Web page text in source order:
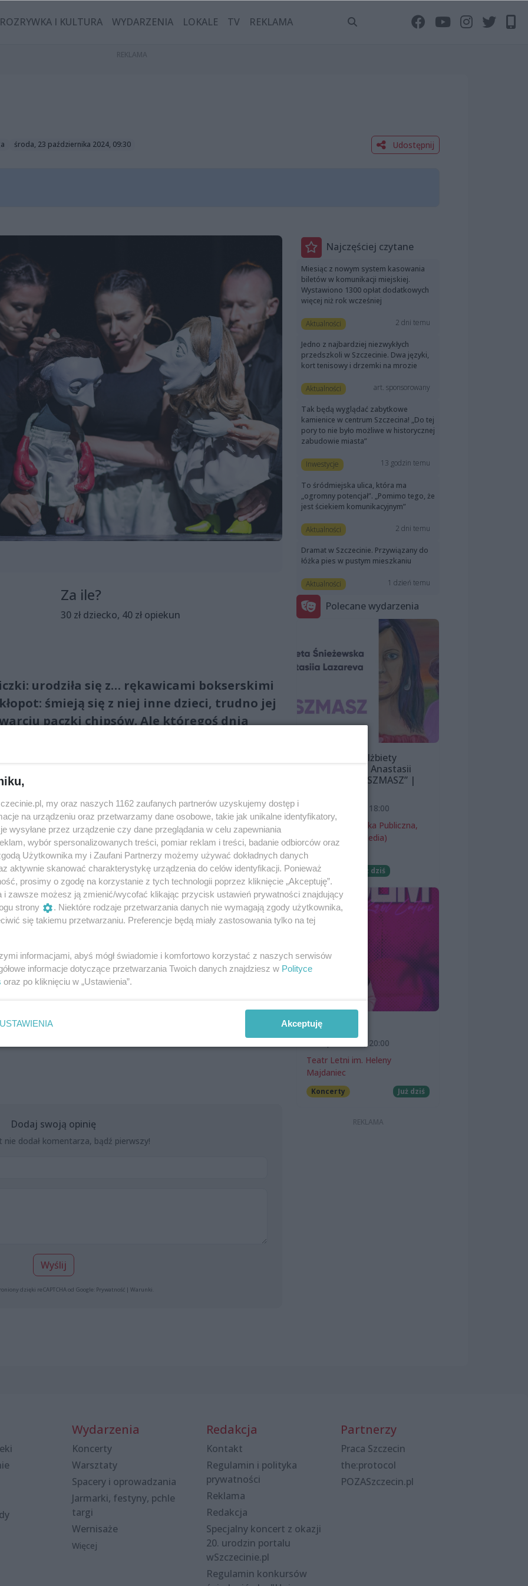
ROZRYWKA I KULTURA WYDARZENIA LOKALE TV REKLAMA
środa, 23 października 2024, 09:30 Udostępnij
Za ile?
30 zł dziecko, 40 zł opiekun
urodziła się z… rękawicami bokserskimi
śmieją się z niej inne dzieci, trudno jej
paczki chipsów. Ale któregoś dnia
nietypowym rękom pojedzie na Olimpiadę.
rozpoczyna treningi. Jej mama jest przeciwna: Helena
w balecie, boks nie jest dla dziewczynek. Ale Helena
rzeczywistością. Pilnie ćwiczy.
staje w obronie prześladowanego przez kolegów
Helena jest załamana – czy to koniec przygody ze
liczyć wyłącznie na siebie i swoją ciężką pracę. Znajduje
zawody. Helena wygrywa – i zdobywa kwalifikację
jedzie do Paryża, by tam zrealizować swój olimpijski sen…
siebie i swojej drogi. O walce z przeciwnościami i
że czasem coś, co wydaje się dziwactwem i ciężarem,
losu.
Dodaj swoją opinię
nie dodał komentarza, bądź pierwszy!
Wyślij
dzięki reCAPTCHA od Google: Prywatność| Warunki
Najczęściej czytane
Miesiąc z nowym system kasowania
biletów w komunikacji miejskiej.
Wystawiono 1300 opłat dodatkowych
więcej niż rok wcześniej
Aktualności 2 dni temu
Jedno z najbardziej niezwykłych
przedszkoli w Szczecinie. Dwa języki,
kort tenisowy i drzemki na mrozie
Aktualności art. sponsorowany
Tak będą wyglądać zabytkowe
kamienice w centrum Szczecina! „Do tej
pory to nie było możliwe w historycznej
zabudowie miasta”
Inwestycje 13 godzin temu
To śródmiejska ulica, która ma
„ogromny potencjał”. „Pomimo tego, że
jest ściekiem komunikacyjnym”
Aktualności 2 dni temu
Dramat w Szczecinie. Przywiązany do
łóżka pies w pustym mieszkaniu
Aktualności 1 dzień temu
Polecane wydarzenia
Wystawa Elżbiety
Śnieżewskiej i Anastasii
Lazarevej „MISZMASZ” |
7 sierpnia 2026, 18:00
Miejska Biblioteka Publiczna,
filia nr 54 (ProMedia)
Darmowe
Już dziś
SKOLIM
7 sierpnia 2026, 20:00
Teatr Letni im. Heleny
Majdaniec
Koncerty Już dziś
Wydarzenia
Koncerty
Warsztaty
Spacery i oprowadzania
Jarmarki, festyny, pchle
targi
Wernisaże
Więcej
Redakcja
Kontakt
Regulamin i polityka
prywatności
Reklama
Redakcja
Specjalny koncert z okazji
20. urodzin portalu
wSzczecinie.pl
Regulamin konkursów
Partnerzy
Praca Szczecin
the:protocol
POZASzczecin.pl
my oraz naszych 1162 zaufanych partnerów uzyskujemy dostęp i
na urządzeniu oraz przetwarzamy dane osobowe, takie jak unikalne identyfikatory,
wysyłane przez urządzenie czy dane przeglądania w celu zapewniania
wybór spersonalizowanych treści, pomiar reklam i treści, badanie odbiorców oraz
Użytkownika my i Zaufani Partnerzy możemy używać dokładnych danych
aktywnie skanować charakterystykę urządzenia do celów identyfikacji. Ponieważ
prosimy o zgodę na korzystanie z tych technologii poprzez kliknięcie „Akceptuję”.
i zawsze możesz ją zmienić/wycofać klikając przycisk ustawień prywatności znajdujący
strony
. Niektóre rodzaje przetwarzania danych nie wymagają zgody użytkownika,
się takiemu przetwarzaniu. Preferencje będą miały zastosowania tylko na tej
informacjami, abyś mógł świadomie i komfortowo korzystać z naszych serwisów
informacje dotyczące przetwarzania Twoich danych znajdziesz w Polityce
oraz po kliknięciu w „Ustawienia”.
USTAWIENIA Akceptuję